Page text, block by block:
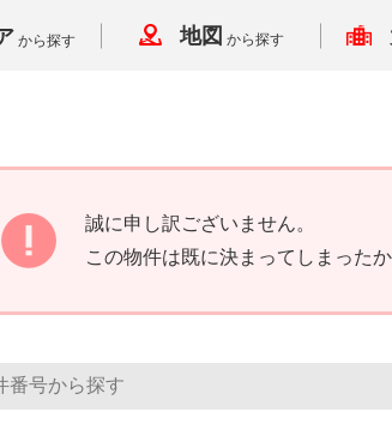
から探す 地図 から探す
誠に申し訳ございません。
この物件は既に決まってしまった